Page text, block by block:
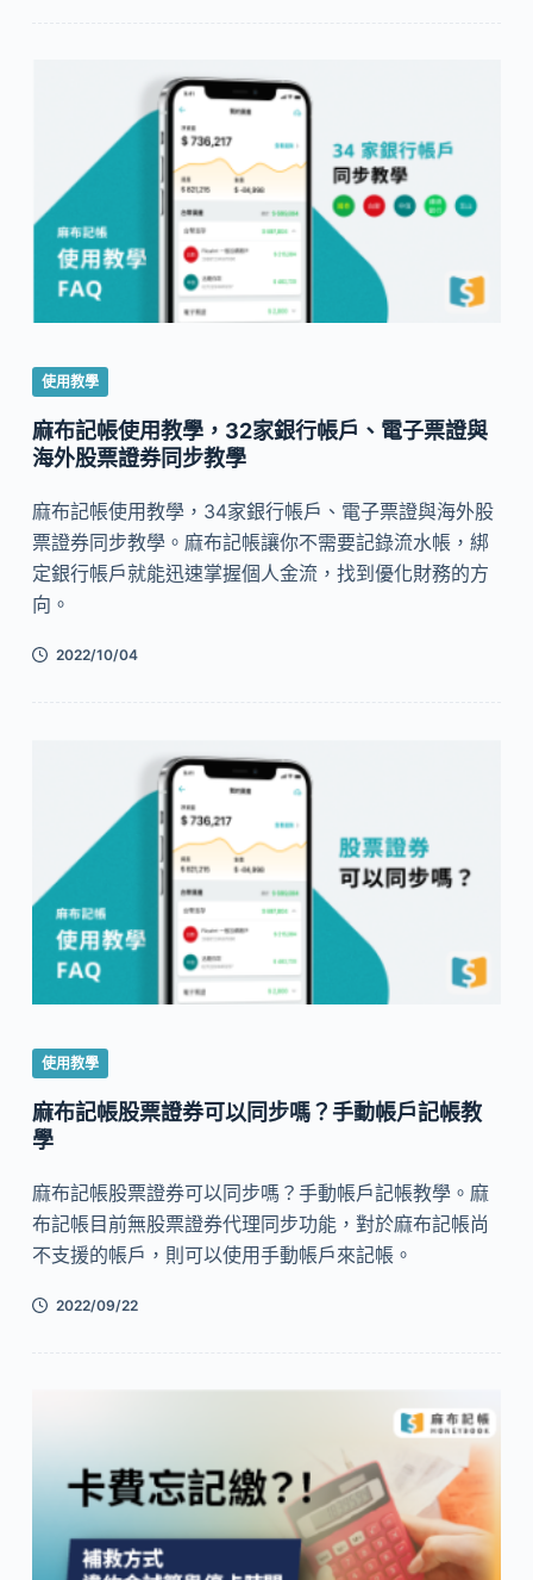
使用教學
麻布記帳使用教學，32家銀行帳戶、電子票證與
海外股票證券同步教學
麻布記帳使用教學，34家銀行帳戶、電子票證與海外股
票證券同步教學。麻布記帳讓你不需要記錄流水帳，綁
定銀行帳戶就能迅速掌握個人金流，找到優化財務的方
向。
2022/10/04
使用教學
麻布記帳股票證券可以同步嗎？手動帳戶記帳教
學
麻布記帳股票證券可以同步嗎？手動帳戶記帳教學。麻
布記帳目前無股票證券代理同步功能，對於麻布記帳尚
不支援的帳戶，則可以使用手動帳戶來記帳。
2022/09/22